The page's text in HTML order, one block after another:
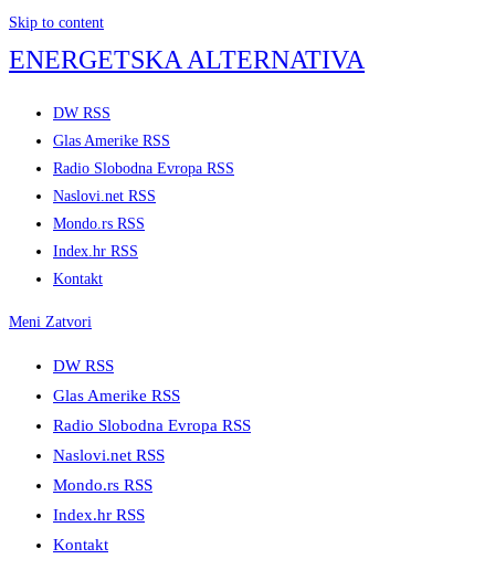
Skip to content
ENERGETSKA ALTERNATIVA
DW RSS
Glas Amerike RSS
Radio Slobodna Evropa RSS
Naslovi.net RSS
Mondo.rs RSS
Index.hr RSS
Kontakt
Meni Zatvori
DW RSS
Glas Amerike RSS
Radio Slobodna Evropa RSS
Naslovi.net RSS
Mondo.rs RSS
Index.hr RSS
Kontakt